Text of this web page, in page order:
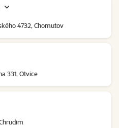
4732, Chomutov
331, Otvice